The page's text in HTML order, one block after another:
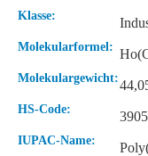
Klasse:
Molekularformel:
Molekulargewicht:
HS-Code:
IUPAC-Name: